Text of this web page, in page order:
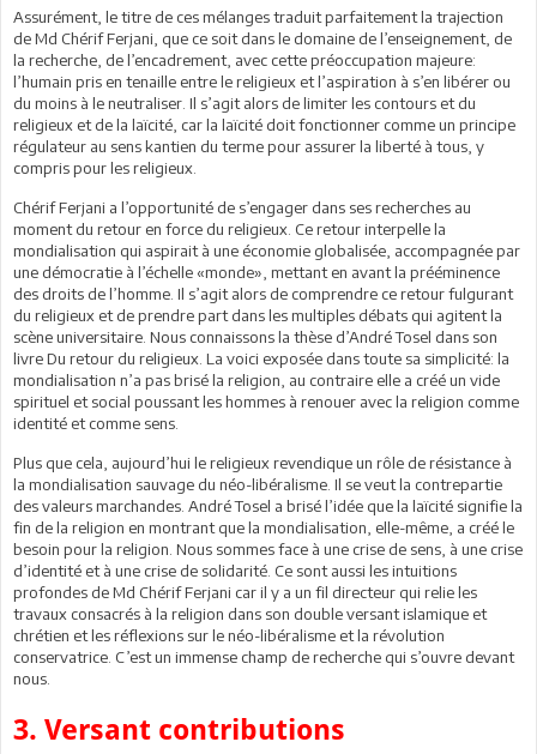
Assurément, le titre de ces mélanges traduit parfaitement la trajection
de Md Chérif Ferjani, que ce soit dans le domaine de l’enseignement, de
la recherche, de l’encadrement, avec cette préoccupation majeure:
l’humain pris en tenaille entre le religieux et l’aspiration à s’en libérer ou
du moins à le neutraliser. Il s’agit alors de limiter les contours et du
religieux et de la laïcité, car la laïcité doit fonctionner comme un principe
régulateur au sens kantien du terme pour assurer la liberté à tous, y
compris pour les religieux.
Chérif Ferjani a l’opportunité de s’engager dans ses recherches au
moment du retour en force du religieux. Ce retour interpelle la
mondialisation qui aspirait à une économie globalisée, accompagnée par
une démocratie à l’échelle «monde», mettant en avant la prééminence
des droits de l’homme. Il s’agit alors de comprendre ce retour fulgurant
du religieux et de prendre part dans les multiples débats qui agitent la
scène universitaire. Nous connaissons la thèse d’André Tosel dans son
livre Du retour du religieux. La voici exposée dans toute sa simplicité: la
mondialisation n’a pas brisé la religion, au contraire elle a créé un vide
spirituel et social poussant les hommes à renouer avec la religion comme
identité et comme sens.
Plus que cela, aujourd’hui le religieux revendique un rôle de résistance à
la mondialisation sauvage du néo-libéralisme. Il se veut la contrepartie
des valeurs marchandes. André Tosel a brisé l’idée que la laïcité signifie la
fin de la religion en montrant que la mondialisation, elle-même, a créé le
besoin pour la religion. Nous sommes face à une crise de sens, à une crise
d’identité et à une crise de solidarité. Ce sont aussi les intuitions
profondes de Md Chérif Ferjani car il y a un fil directeur qui relie les
travaux consacrés à la religion dans son double versant islamique et
chrétien et les réflexions sur le néo-libéralisme et la révolution
conservatrice. C’est un immense champ de recherche qui s’ouvre devant
nous.
3. Versant contributions